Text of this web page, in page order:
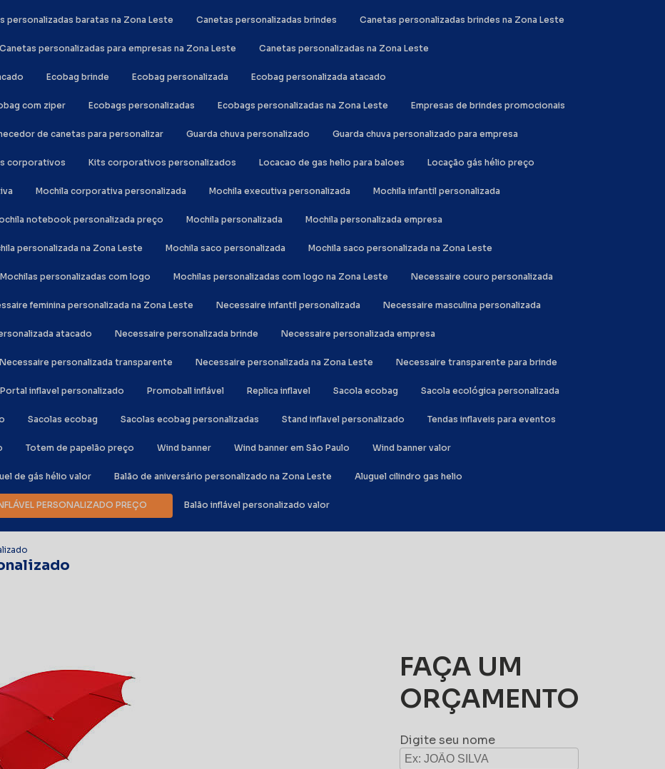
Aluguel cilindro gas helio
de gás hélio valor Balão de aniversário personalizado na Zona Leste
PERSONALIZADO PREÇO Balão inflável personalizado valor
personalizadas baratas na Zona Leste Canetas personalizadas brindes Canetas personalizadas brindes na Zona Leste
Canetas personalizadas para empresas na Zona Leste Canetas personalizadas na Zona Leste
Ecobag brinde Ecobag personalizada Ecobag personalizada atacado
com ziper Ecobags personalizadas Ecobags personalizadas na Zona Leste Empresas de brindes promocionais
de canetas para personalizar Guarda chuva personalizado Guarda chuva personalizado para empresa
corporativos Kits corporativos personalizados Locacao de gas helio para baloes Locação gás hélio preço
Mochila corporativa personalizada Mochila executiva personalizada Mochila infantil personalizada
notebook personalizada preço Mochila personalizada Mochila personalizada empresa
personalizada na Zona Leste Mochila saco personalizada Mochila saco personalizada na Zona Leste
Mochilas personalizadas com logo Mochilas personalizadas com logo na Zona Leste Necessaire couro personalizada
feminina personalizada na Zona Leste Necessaire infantil personalizada Necessaire masculina personalizada
atacado Necessaire personalizada brinde Necessaire personalizada empresa
Necessaire personalizada transparente Necessaire personalizada na Zona Leste Necessaire transparente para brinde
Portal inflavel personalizado Promoball inflável Replica inflavel Sacola ecobag Sacola ecológica personalizada
Sacolas ecobag Sacolas ecobag personalizadas Stand inflavel personalizado Tendas inflaveis para eventos
Totem de papelão preço Wind banner Wind banner em São Paulo Wind banner valor
FAÇA UM
ORÇAMENTO
Digite seu nome